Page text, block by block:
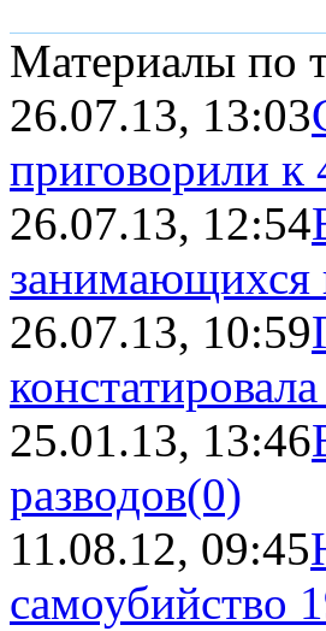
Материалы по
26.07.13, 13:03
приговорили к
26.07.13, 12:54
занимающихся
26.07.13, 10:59
25.01.13, 13:46
разводов(0)
11.08.12, 09:45
самоубийство